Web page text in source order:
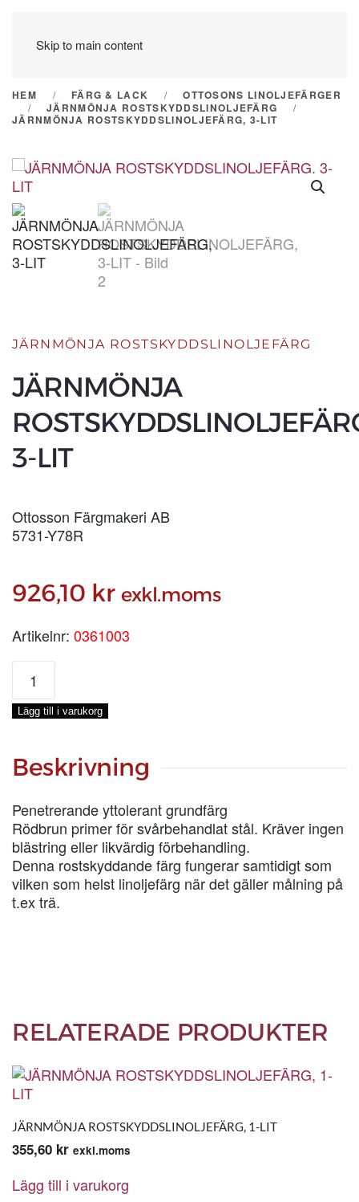
Skip to main content
HEM FÄRG & LACK
OTTOSONS LINOLJEFÄRGER
JÄRNMÖNJA ROSTSKYDDSLINOLJEFÄRG
JÄRNMÖNJA ROSTSKYDDSLINOLJEFÄRG, 3-LIT
JÄRNMÖNJA ROSTSKYDDSLINOLJEFÄRG
JÄRNMÖNJA
3-LIT
Ottosson Färgmakeri AB
5731-Y78R
926,10 kr exkl.moms
Artikelnr: 0361003
JÄRNMÖNJA
ROSTSKYDDSLINOLJEFÄRG,
3-
LIT
Lägg till i varukorg
Beskrivning
Penetrerande yttolerant grundfärg
Rödbrun primer för svårbehandlat stål. Kräver ingen
blästring eller likvärdig förbehandling.
Denna rostskyddande färg fungerar samtidigt som
vilken som helst linoljefärg när det gäller målning på
t.ex trä.
RELATERADE PRODUKTER
JÄRNMÖNJA ROSTSKYDDSLINOLJEFÄRG, 1-LIT
355,60 kr exkl.moms
Lägg till i varukorg